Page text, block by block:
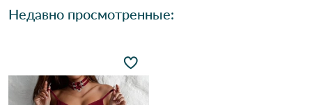
Недавно просмотренные: